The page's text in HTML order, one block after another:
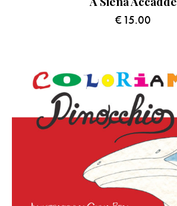
€15.00